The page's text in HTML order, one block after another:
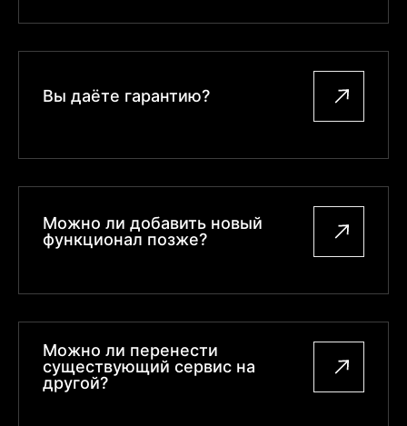
Вы даёте гарантию?
Можно ли добавить новый
функционал позже?
Можно ли перенести
существующий сервис на
другой?